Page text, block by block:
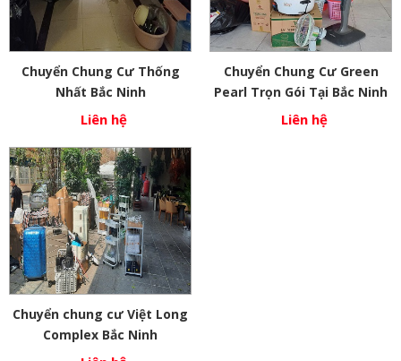
Chuyển Chung Cư Thống
Nhất Bắc Ninh
Liên hệ
Chuyển Chung Cư Green
Pearl Trọn Gói Tại Bắc Ninh
Liên hệ
Chuyển chung cư Việt Long
Complex Bắc Ninh